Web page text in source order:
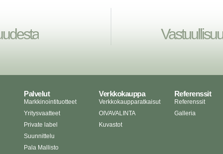
Palvelut
Markkinointituotteet
Yritysvaatteet
Private label
Suunnittelu
Pala Mallisto
Verkkokauppa
Verkkokaupparatkaisut
OIVAVALINTA
Kuvastot
Referenssit
Referenssit
Galleria